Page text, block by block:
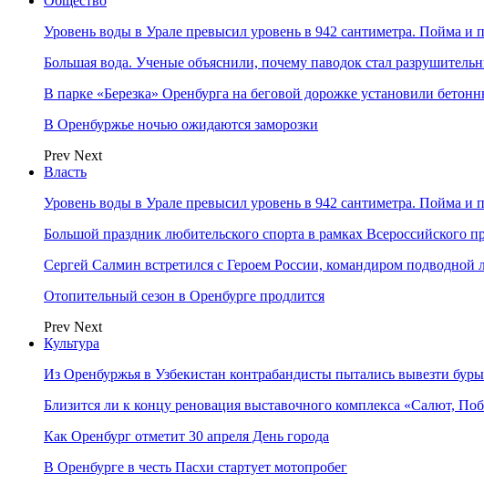
Уровень воды в Урале превысил уровень в 942 сантиметра. Пойма и
Большая вода. Ученые объяснили, почему паводок стал
В парке «Березка» Оренбурга на беговой дорожке установили
В Оренбуржье ночью ожидаются заморозки
Prev Next
Власть
Уровень воды в Урале превысил уровень в 942 сантиметра. Пойма и
Большой праздник любительского спорта в рамках Всероссийского
Сергей Салмин встретился с Героем России, командиром
Отопительный сезон в Оренбурге продлится
Prev Next
Культура
Из Оренбуржья в Узбекистан контрабандисты пытались вывезти
Близится ли к концу реновация выставочного комплекса «Салют,
Как Оренбург отметит 30 апреля День города
В Оренбурге в честь Пасхи стартует мотопробег